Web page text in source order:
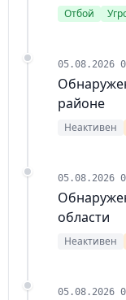
Отбой
05.08.2026
районе
Неактивен
05.08.2026
области
Неактивен
05.08.2026